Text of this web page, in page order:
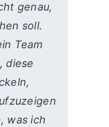
genau,
soll.
Team
diese
was ich